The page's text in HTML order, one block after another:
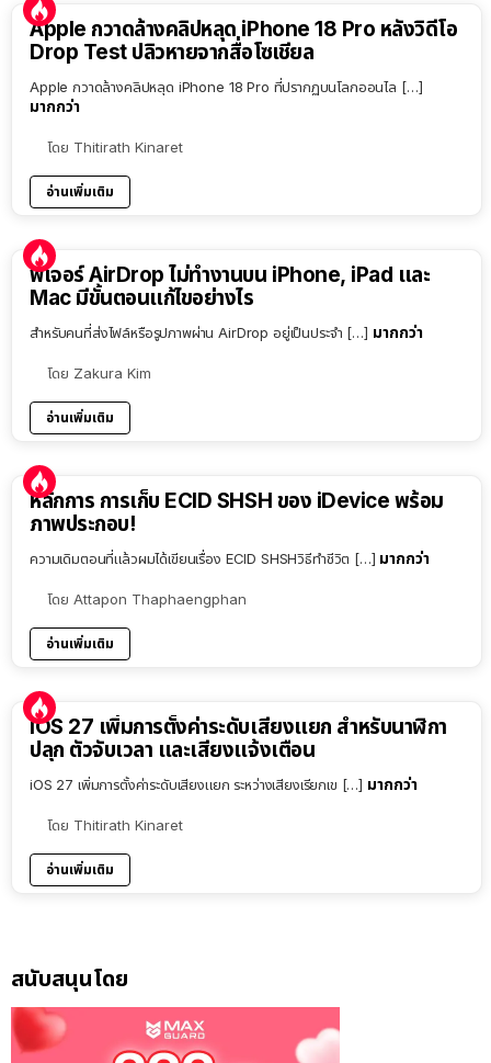
Apple กวาดล้างคลิปหลุด iPhone 18 Pro หลังวิดีโอ
Drop Test ปลิวหายจากสื่อโซเชียล
Apple กวาดล้างคลิปหลุด iPhone 18 Pro ที่ปรากฏบนโลกออนไล […]
มากกว่า
โดย Thitirath Kinaret
อ่านเพิ่มเติม
ฟีเจอร์ AirDrop ไม่ทำงานบน iPhone, iPad และ
Mac มีขั้นตอนแก้ไขอย่างไร
สำหรับคนที่ส่งไฟล์หรือรูปภาพผ่าน AirDrop อยู่เป็นประจำ […] มากกว่า
โดย Zakura Kim
อ่านเพิ่มเติม
หลักการ การเก็บ ECID SHSH ของ iDevice พร้อม
ภาพประกอบ!
ความเดิมตอนที่แล้วผมได้เขียนเรื่อง ECID SHSHวิธีทำชีวิต […] มากกว่า
โดย Attapon Thaphaengphan
อ่านเพิ่มเติม
iOS 27 เพิ่มการตั้งค่าระดับเสียงแยก สำหรับนาฬิกา
ปลุก ตัวจับเวลา และเสียงแจ้งเตือน
iOS 27 เพิ่มการตั้งค่าระดับเสียงแยก ระหว่างเสียงเรียกเข […] มากกว่า
โดย Thitirath Kinaret
อ่านเพิ่มเติม
สนับสนุนโดย